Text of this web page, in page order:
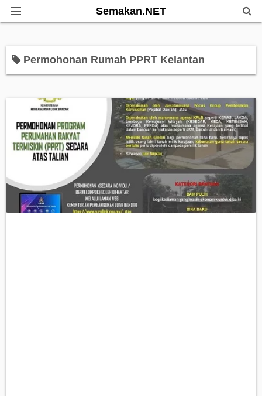
Semakan.NET
Bantuan Kerajaan
Pendidikan
Info Kerjaya
Permohonan Rumah PPRT Kelantan